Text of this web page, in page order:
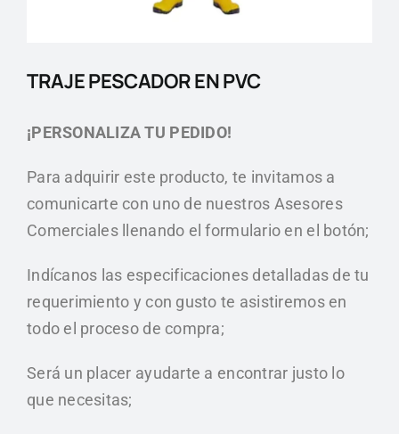
TRAJE PESCADOR EN PVC
¡PERSONALIZA TU PEDIDO!
Para adquirir este producto, te invitamos a
comunicarte con uno de nuestros Asesores
Comerciales llenando el formulario en el botón;
Indícanos las especificaciones detalladas de tu
requerimiento y con gusto te asistiremos en
todo el proceso de compra;
Será un placer ayudarte a encontrar justo lo
que necesitas;